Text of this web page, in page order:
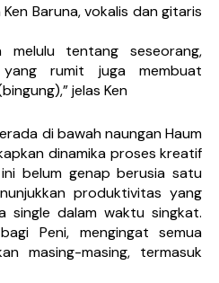
Baruna, vokalis dan gitaris
tentang seseorang,
rumit juga membuat
jelas Ken
di bawah naunganHaum
dinamika proses kreatif
belum genap berusia satu
produktivitas yang
single dalam waktu singkat.
Peni, mengingat semua
masing-masing, termasuk